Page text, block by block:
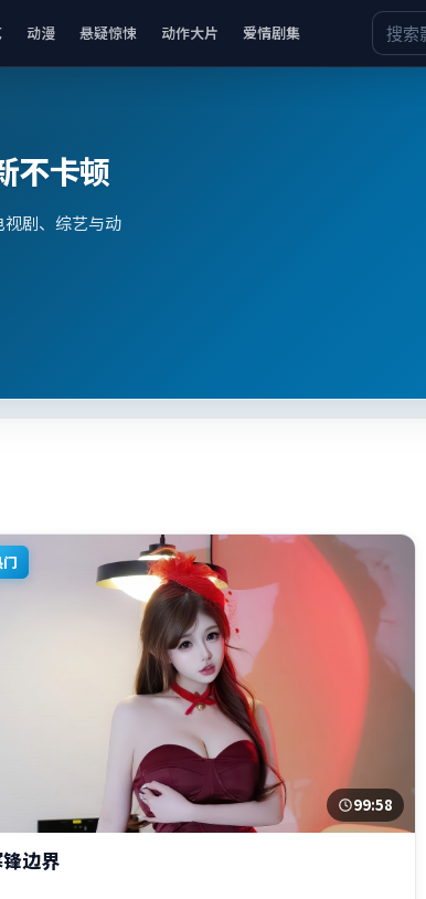
动漫 悬疑惊悚 动作大片 爱情剧集
不卡顿
剧、综艺与动
99:58
边界